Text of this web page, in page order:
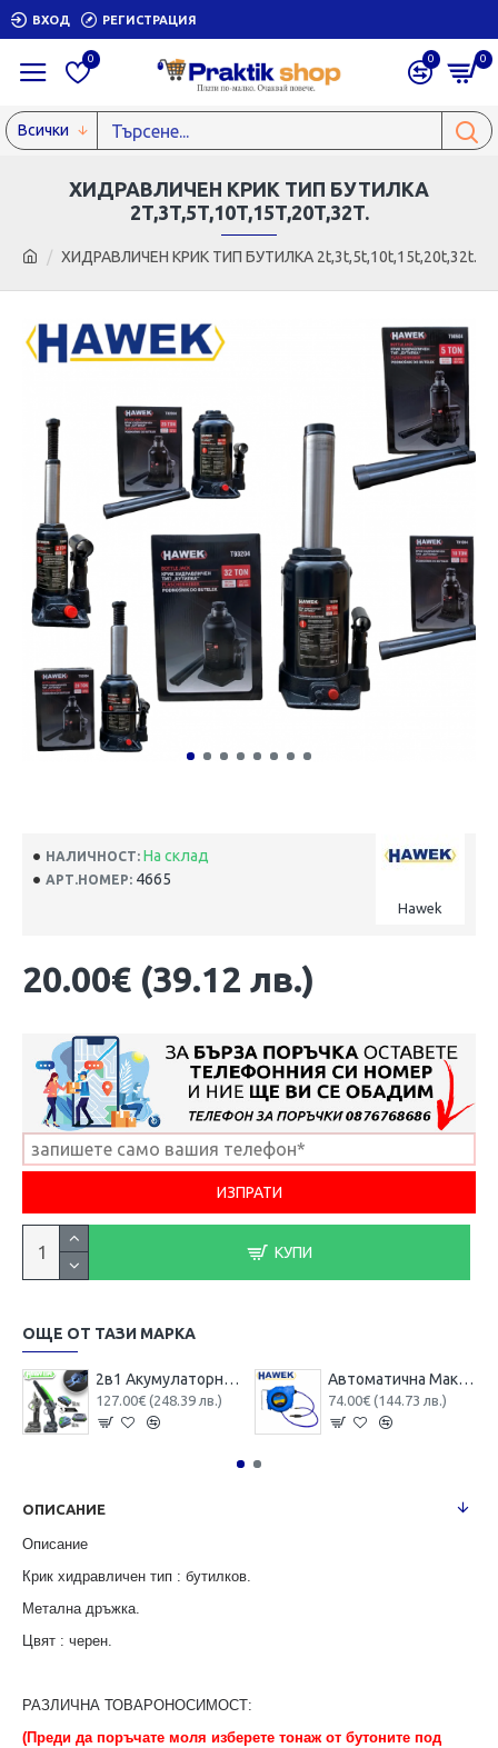
ВХОД РЕГИСТРАЦИЯ
0 0 0
Всички
ХИДРАВЛИЧЕН КРИК ТИП БУТИЛКА 2t,3t,5t,10t,15t,20t,32t.
ХИДРАВЛИЧЕН КРИК ТИП БУТИЛКА
2T,3T,5T,10T,15T,20T,32T.
НАЛИЧНОСТ: На склад
АРТ.НОМЕР: 4665
Hawek
20.00€ (39.12 лв.)
КУПИ
ОЩЕ ОТ ТАЗИ МАРКА
2в1 Акумулаторна Лозарска Ножица и Трион за Клони (Безжична Резачка ) с Автоматично Смазване на Веригата HAWEK 4x Батерии
127.00€ (248.39 лв.)
Автоматична Макара с Маркуч за Въздух HAWEK 15м 8х12мм – HW 1022
74.00€ (144.73 лв.)
ОПИСАНИЕ
Описание
Крик хидравличен тип : бутилков.
Метална дръжка.
Цвят : черен.
РАЗЛИЧНА ТОВАРОНОСИМОСТ:
(Преди да поръчате моля изберете тонаж от бутоните под